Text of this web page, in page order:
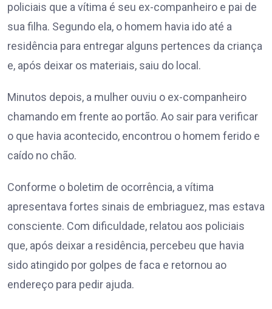
policiais que a vítima é seu ex-companheiro e pai de
sua filha. Segundo ela, o homem havia ido até a
residência para entregar alguns pertences da criança
e, após deixar os materiais, saiu do local.
Minutos depois, a mulher ouviu o ex-companheiro
chamando em frente ao portão. Ao sair para verificar
o que havia acontecido, encontrou o homem ferido e
caído no chão.
Conforme o boletim de ocorrência, a vítima
apresentava fortes sinais de embriaguez, mas estava
consciente. Com dificuldade, relatou aos policiais
que, após deixar a residência, percebeu que havia
sido atingido por golpes de faca e retornou ao
endereço para pedir ajuda.